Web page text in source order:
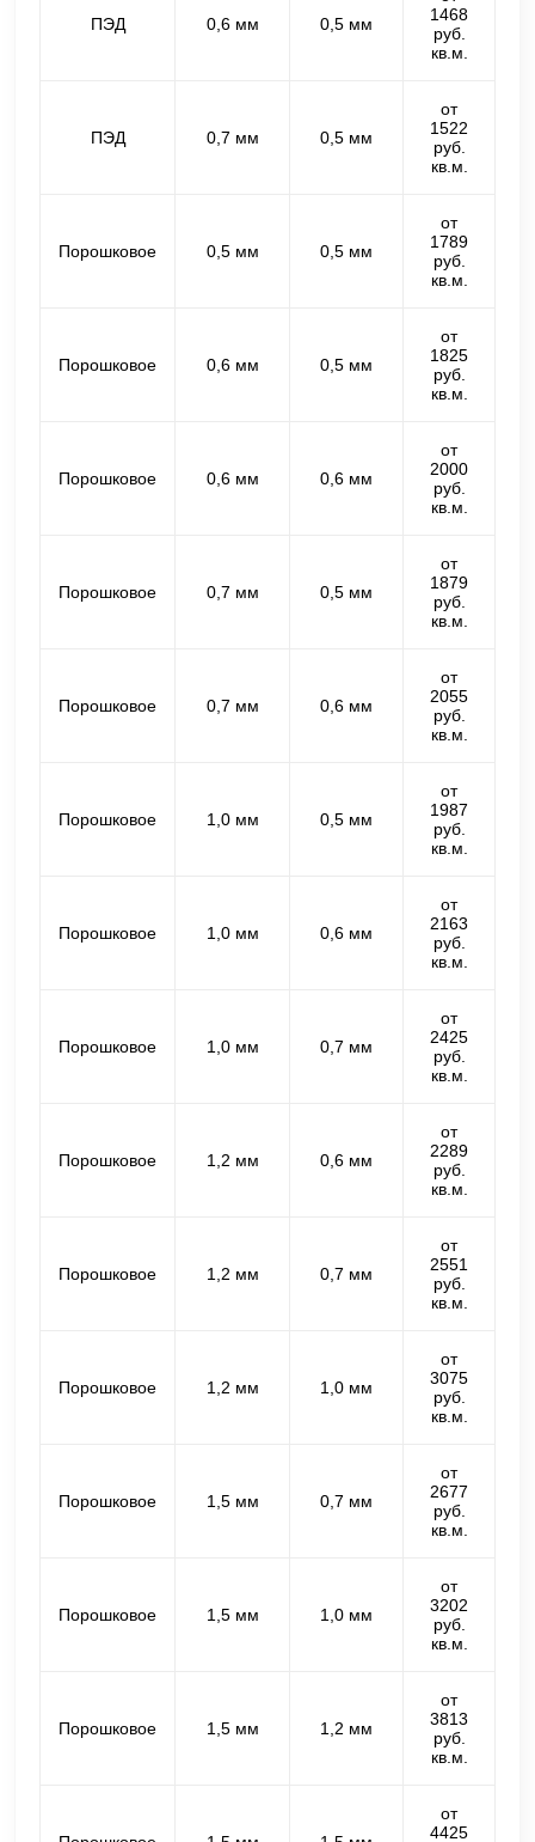
ПЭД 0,6 мм 0,5 мм
1468
руб.
кв.м.
ПЭД 0,7 мм 0,5 мм
от
1522
руб.
кв.м.
Порошковое 0,5 мм 0,5 мм
от
1789
руб.
кв.м.
Порошковое 0,6 мм 0,5 мм
от
1825
руб.
кв.м.
Порошковое 0,6 мм 0,6 мм
от
2000
руб.
кв.м.
Порошковое 0,7 мм 0,5 мм
от
1879
руб.
кв.м.
Порошковое 0,7 мм 0,6 мм
от
2055
руб.
кв.м.
Порошковое 1,0 мм 0,5 мм
от
1987
руб.
кв.м.
Порошковое 1,0 мм 0,6 мм
от
2163
руб.
кв.м.
Порошковое 1,0 мм 0,7 мм
от
2425
руб.
кв.м.
Порошковое 1,2 мм 0,6 мм
от
2289
руб.
кв.м.
Порошковое 1,2 мм 0,7 мм
от
2551
руб.
кв.м.
Порошковое 1,2 мм 1,0 мм
от
3075
руб.
кв.м.
Порошковое 1,5 мм 0,7 мм
от
2677
руб.
кв.м.
Порошковое 1,5 мм 1,0 мм
от
3202
руб.
кв.м.
Порошковое 1,5 мм 1,2 мм
от
3813
руб.
кв.м.
от
4425